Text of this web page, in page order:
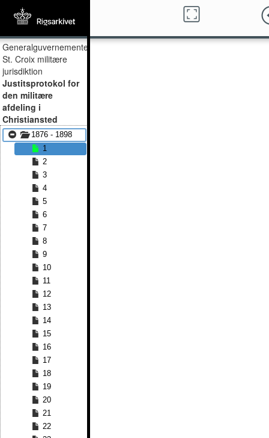
Generalguvernementet,
St. Croix militære
jurisdiktion
Justitsprotokol for
den militære
afdeling i
Christiansted
1876 - 1898
1
2
3
4
5
6
7
8
9
10
11
12
13
14
15
16
17
18
19
20
21
22